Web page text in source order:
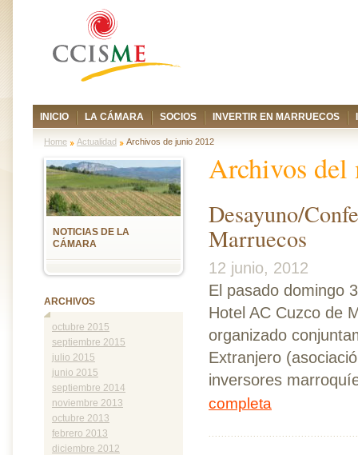
INICIO LA CÁMARA SOCIOS INVERTIR EN MARRUECOS
Home Actualidad Archivos de junio 2012
Archivos
Desayuno/
Marruecos
12 junio, 2012
El pasado domingo
Hotel AC Cuzco de
organizado
Extranjero
inversores
completa
NOTICIAS DE LA
CÁMARA
ARCHIVOS
octubre 2015
septiembre 2015
julio 2015
junio 2015
septiembre 2014
noviembre 2013
octubre 2013
febrero 2013
diciembre 2012